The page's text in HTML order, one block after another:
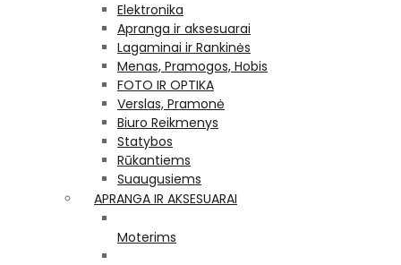
Elektronika
Apranga ir aksesuarai
Lagaminai ir Rankinės
Menas, Pramogos, Hobis
FOTO IR OPTIKA
Verslas, Pramonė
Biuro Reikmenys
Statybos
Rūkantiems
Suaugusiems
APRANGA IR AKSESUARAI
Moterims